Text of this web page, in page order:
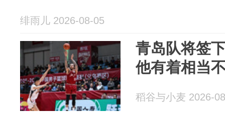
绯雨儿 2026-08-05
青岛队将签
他有着相当
稻谷与小麦 2026-